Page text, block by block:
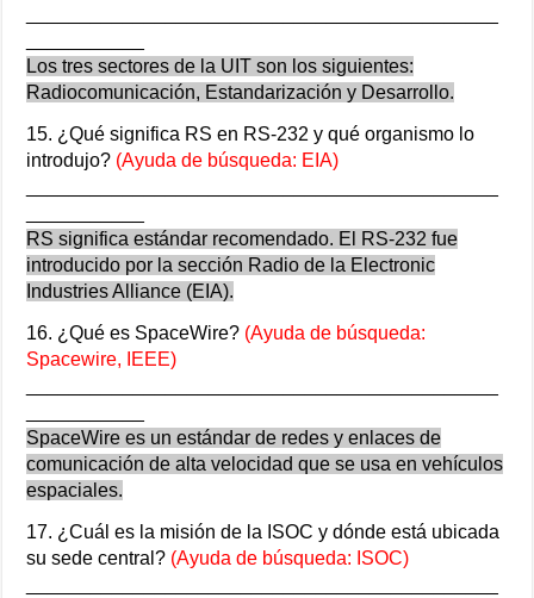
Los tres sectores de la UIT son los siguientes:
Radiocomunicación, Estandarización y Desarrollo.
15. ¿Qué significa RS en RS-232 y qué organismo lo
introdujo? (Ayuda de búsqueda: EIA)
RS significa estándar recomendado. El RS-232 fue
introducido por la sección Radio de la Electronic
Industries Alliance (EIA).
16. ¿Qué es SpaceWire? (Ayuda de búsqueda:
Spacewire, IEEE)
SpaceWire es un estándar de redes y enlaces de
comunicación de alta velocidad que se usa en vehículos
espaciales.
17. ¿Cuál es la misión de la ISOC y dónde está ubicada
su sede central? (Ayuda de búsqueda: ISOC)